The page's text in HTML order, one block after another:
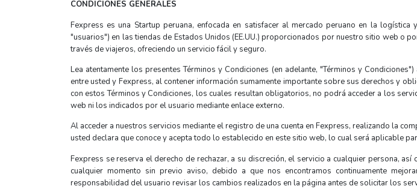
CONDICIONES GENERALES
Fexpress es una Startup peruana, enfocada en satisfacer al mercado peruano en la
"usuarios") en las tiendas de Estados Unidos (EE.UU.) proporcionados por nuestro sitio web o
través de viajeros, ofreciendo un servicio fácil y seguro.
Lea atentamente los presentes Términos y Condiciones (en adelante, "Términos y
entre usted y Fexpress, al contener información sumamente importante sobre sus derechos y
con estos Términos y Condiciones, los cuales resultan obligatorios, no podrá acceder a los
web ni los indicados por el usuario mediante enlace externo.
Al acceder a nuestros servicios mediante el registro de una cuenta en Fexpress, realizando la
usted declara que conoce y acepta todo lo establecido en este sitio web, lo cual será aplicable
Fexpress se reserva el derecho de rechazar, a su discreción, el servicio a cualquier persona,
cualquier momento sin previo aviso, debido a que nos encontramos continuamente
responsabilidad del usuario revisar los cambios realizados en la página antes de solicitar los